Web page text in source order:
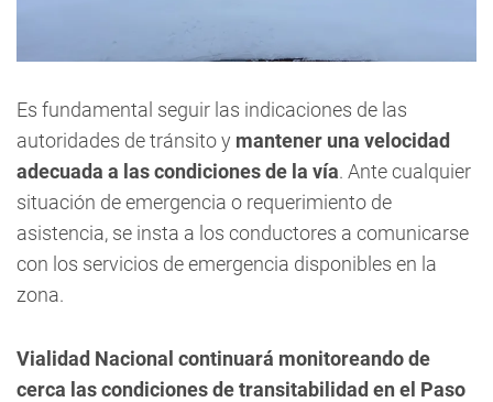
Es fundamental seguir las indicaciones de las
autoridades de tránsito y mantener una velocidad
adecuada a las condiciones de la vía. Ante cualquier
situación de emergencia o requerimiento de
asistencia, se insta a los conductores a comunicarse
con los servicios de emergencia disponibles en la
zona.
Vialidad Nacional continuará monitoreando de
cerca las condiciones de transitabilidad en el Paso